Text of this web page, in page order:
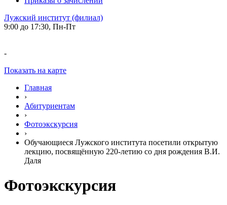
Лужский институт (филиал)
9:00 до 17:30, Пн-Пт
-
Показать на карте
Главная
›
Абитуриентам
›
Фотоэкскурсия
›
Обучающиеся Лужского института посетили открытую
лекцию, посвящённую 220-летию со дня рождения В.И.
Даля
Фотоэкскурсия